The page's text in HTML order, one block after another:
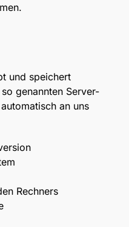
und speichert
genannten Server-
an uns
Rechners